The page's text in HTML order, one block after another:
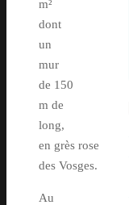
m²
dont
un
mur
de 150
m de
long,
en grès rose
des Vosges.
Au